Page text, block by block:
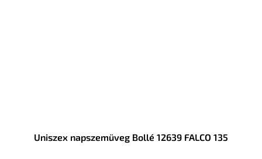
Uniszex napszemüveg Bollé 12639 FALCO 135